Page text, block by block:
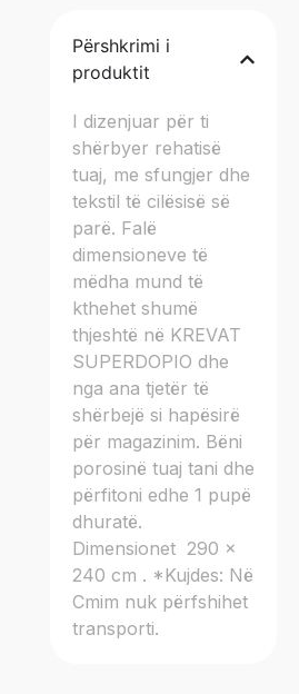
Përshkrimi i
produktit
I dizenjuar për ti
shërbyer rehatisë
tuaj, me sfungjer dhe
tekstil të cilësisë së
parë. Falë
dimensioneve të
mëdha mund të
kthehet shumë
thjeshtë në KREVAT
SUPERDOPIO dhe
nga ana tjetër të
shërbejë si hapësirë
për magazinim. Bëni
porosinë tuaj tani dhe
përfitoni edhe 1 pupë
dhuratë.
Dimensionet 290 x
240 cm . *Kujdes: Në
Cmim nuk përfshihet
transporti.